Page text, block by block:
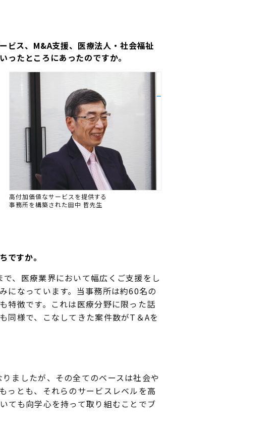
ビス、M&A支援、医療法人・社会福祉
たところにあったのですか。
高付加価値なサービスを提供する
事務所を構築された田中 哲先生
ですか。
、医療業界において幅広くご支援をし
になっています。当事務所は約60名の
特徴です。これは医療分野に限った話
同様で、こなしてきた案件数がT＆Aを
ましたが、その全てのベースは社会や
っとも、それらのサービスレベルを高
ても向学心を持って取り組むことでブ